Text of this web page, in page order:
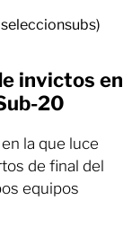
invictos en
20
la que luce
de final del
equipos